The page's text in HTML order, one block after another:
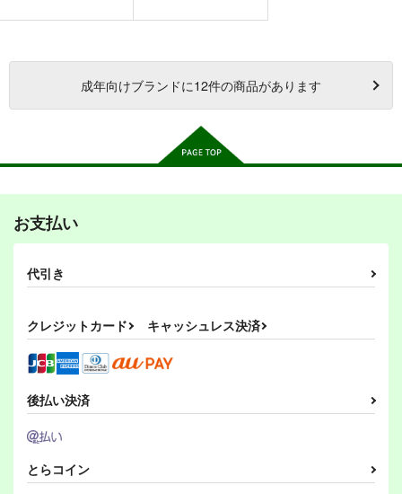
成年向けブランドに12件の商品があります
お支払い
代引き
クレジットカード キャッシュレス決済
後払い決済
とらコイン